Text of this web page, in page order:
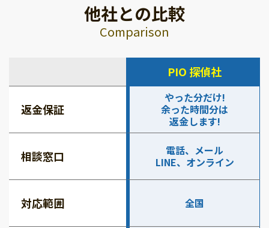
他社との比較
Comparison
PIO 探偵社
返金保証
やった分だけ!
余った時間分は
返金します!
相談窓口
電話、メール
LINE、オンライン
対応範囲 全国